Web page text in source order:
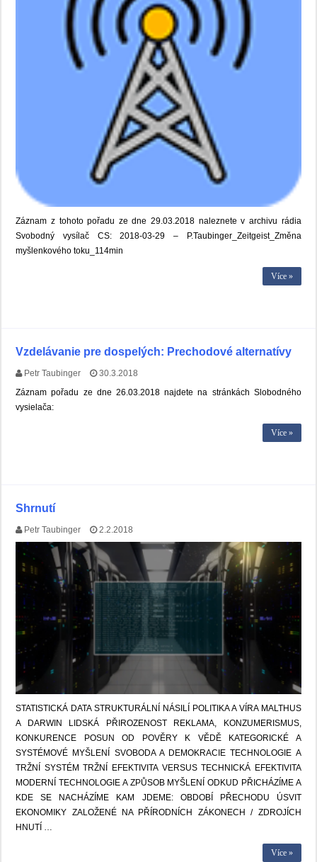
Záznam z tohoto pořadu ze dne 29.03.2018 naleznete v archivu rádia
Svobodný vysílač CS: 2018-03-29 – P.Taubinger_Zeitgeist_Změna
myšlenkového toku_114min
Více »
Vzdelávanie pre dospelých: Prechodové alternatívy
Petr Taubinger
30.3.2018
Záznam pořadu ze dne 26.03.2018 najdete na stránkách Slobodného
vysielača:
Více »
Shrnutí
Petr Taubinger 2.2.2018
STATISTICKÁ DATA STRUKTURÁLNÍ NÁSILÍ POLITIKA A VÍRA MALTHUS
A DARWIN LIDSKÁ PŘIROZENOST REKLAMA, KONZUMERISMUS,
KONKURENCE POSUN OD POVĚRY K VĚDĚ KATEGORICKÉ A
SYSTÉMOVÉ MYŠLENÍ SVOBODA A DEMOKRACIE TECHNOLOGIE A
TRŽNÍ SYSTÉM TRŽNÍ EFEKTIVITA VERSUS TECHNICKÁ EFEKTIVITA
MODERNÍ TECHNOLOGIE A ZPŮSOB MYŠLENÍ ODKUD PŘICHÁZÍME A
KDE SE NACHÁZÍME KAM JDEME: OBDOBÍ PŘECHODU ÚSVIT
EKONOMIKY ZALOŽENÉ NA PŘÍRODNÍCH ZÁKONECH / ZDROJÍCH
HNUTÍ …
Více »